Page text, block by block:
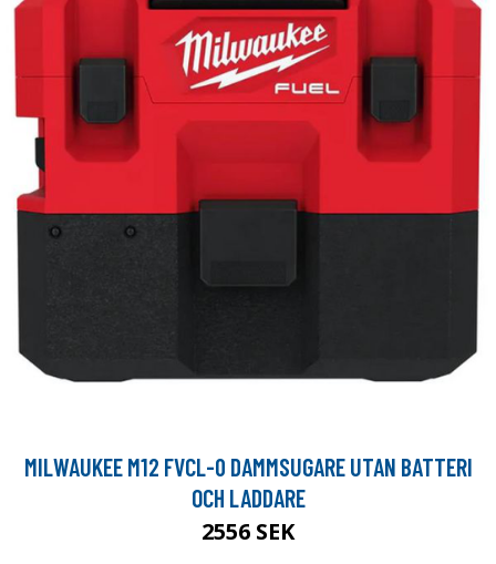
MILWAUKEE M12 FVCL-0 DAMMSUGARE UTAN BATTERI
OCH LADDARE
2556 SEK